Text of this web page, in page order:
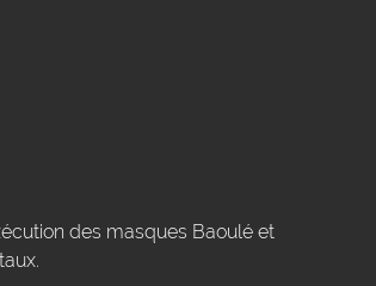
des masques Baoulé et